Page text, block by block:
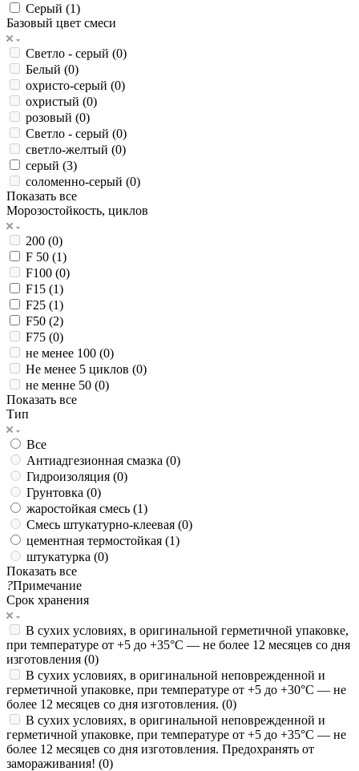
Серый (1)
Базовый цвет смеси
Светло - серый (0)
Белый (0)
охристо-серый (0)
охристый (0)
розовый (0)
Светло - серый (0)
светло-желтый (0)
серый (3)
соломенно-серый (0)
Показать все
Морозостойкость, циклов
200 (0)
F 50 (1)
F100 (0)
F15 (1)
F25 (1)
F50 (2)
F75 (0)
не менее 100 (0)
Не менее 5 циклов (0)
не менне 50 (0)
Показать все
Тип
Все
Антиадгезионная смазка (0)
Гидроизоляция (0)
Грунтовка (0)
жаростойкая смесь (1)
Смесь штукатурно-клеевая (0)
цементная термостойкая (1)
штукатурка (0)
Показать все
?Примечание
Срок хранения
В сухих условиях, в оригинальной герметичной упаковке,
при температуре от +5 до +35°C — не более 12 месяцев со дня
изготовления (0)
В сухих условиях, в оригинальной неповрежденной и
герметичной упаковке, при температуре от +5 до +30°C — не
более 12 месяцев со дня изготовления. (0)
В сухих условиях, в оригинальной неповрежденной и
герметичной упаковке, при температуре от +5 до +35°С — не
более 12 месяцев со дня изготовления. Предохранять от
замораживания! (0)